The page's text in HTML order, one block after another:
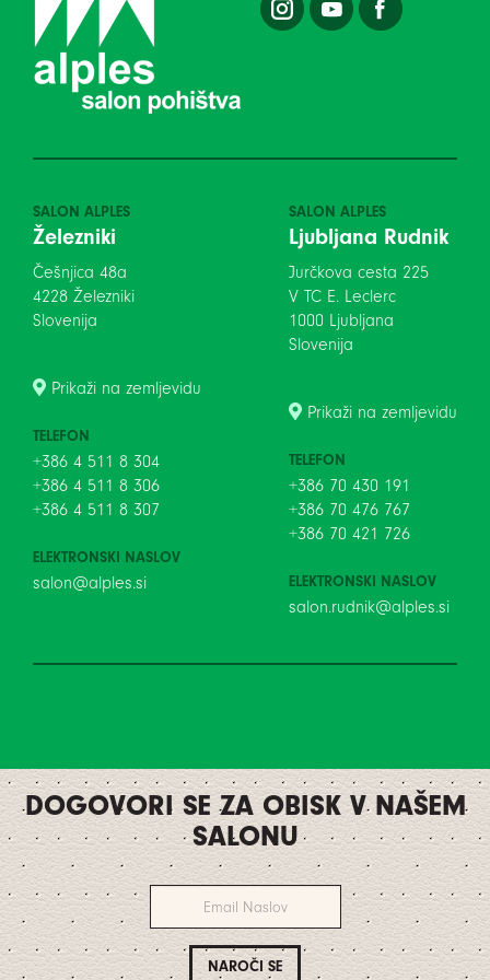
SALON ALPLES
Železniki
Češnjica 48a
4228 Železniki
Slovenija
Prikaži na zemljevidu
TELEFON
+386 4 511 8 304
+386 4 511 8 306
+386 4 511 8 307
ELEKTRONSKI NASLOV
salon@alples.si
SALON ALPLES
Ljubljana Rudnik
Jurčkova cesta 225
V TC E. Leclerc
1000 Ljubljana
Slovenija
Prikaži na zemljevidu
TELEFON
+386 70 430 191
+386 70 476 767
+386 70 421 726
ELEKTRONSKI NASLOV
salon.rudnik@alples.si
DOGOVORI SE ZA OBISK V NAŠEM
SALONU